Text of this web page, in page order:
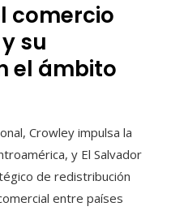
comercio
su
el ámbito
Crowley impulsa la
y El Salvador
de redistribución
entre países